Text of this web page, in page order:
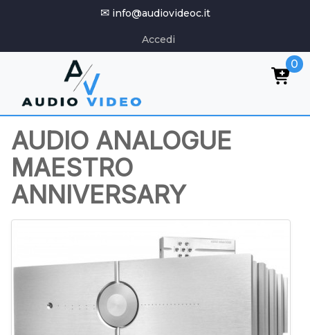
✉ info@audiovideoc.it
Accedi
0
AUDIO ANALOGUE
MAESTRO
ANNIVERSARY